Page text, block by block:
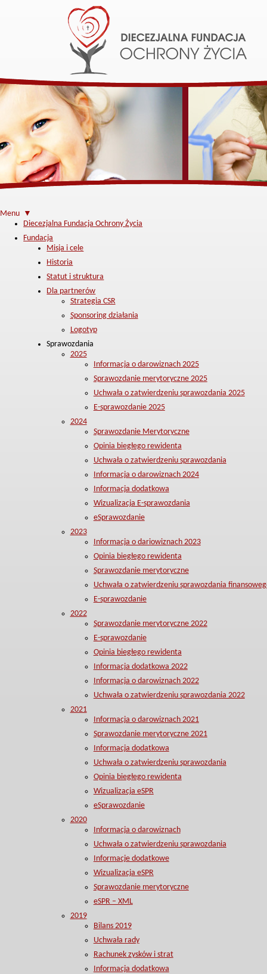
Menu ▼
Diecezjalna Fundacja Ochrony Życia
Fundacja
Misja i cele
Historia
Statut i struktura
Dla partnerów
Strategia CSR
Sponsoring działania
Logotyp
Sprawozdania
2025
Informacja o darowiznach 2025
Sprawozdanie merytoryczne 2025
Uchwała o zatwierdzeniu sprawozdania 2025
E-sprawozdanie 2025
2024
Sprawozdanie Merytoryczne
Opinia biegłego rewidenta
Uchwała o zatwierdzeniu sprawozdania
Informacja o darowiznach 2024
Informacja dodatkowa
Wizualizacja E-sprawozdania
eSprawozdanie
2023
Informacja o dariowiznach 2023
Opinia biegłego rewidenta
Sprawozdanie merytoryczne
Uchwała o zatwierdzeniu sprawozdania
E-sprawozdanie
2022
Sprawozdanie merytoryczne 2022
E-sprawozdanie
Opinia biegłego rewidenta
Informacja dodatkowa 2022
Informacja o darowiznach 2022
Uchwała o zatwierdzeniu sprawozdania 2022
2021
Informacja o darowiznach 2021
Sprawozdanie merytoryczne 2021
Informacja dodatkowa
Uchwała o zatwierdzeniu sprawozdania
Opinia biegłego rewidenta
Wizualizacja eSPR
eSprawozdanie
2020
Informacja o darowiznach
Uchwała o zatwierdzeniu sprawozdania
Informacje dodatkowe
Wizualizacja eSPR
Sprawozdanie merytoryczne
eSPR – XML
2019
Bilans 2019
Uchwała rady
Rachunek zysków i strat
Informacja dodatkowa